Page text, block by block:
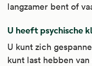
langzamer bent of
U heeft psychische
U kunt zich
kunt last hebben van